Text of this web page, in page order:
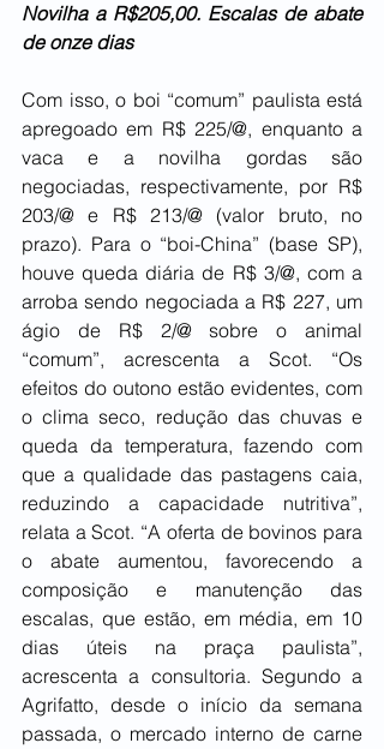
Novilha a R$205,00. Escalas de abate
de onze dias
Com isso, o boi “comum” paulista está
apregoado em R$ 225/@, enquanto a
vaca e a novilha gordas são
negociadas, respectivamente, por R$
203/@ e R$ 213/@ (valor bruto, no
prazo). Para o “boi-China” (base SP),
houve queda diária de R$ 3/@, com a
arroba sendo negociada a R$ 227, um
ágio de R$ 2/@ sobre o animal
“comum”, acrescenta a Scot. “Os
efeitos do outono estão evidentes, com
o clima seco, redução das chuvas e
queda da temperatura, fazendo com
que a qualidade das pastagens caia,
reduzindo a capacidade nutritiva”,
relata a Scot. “A oferta de bovinos para
o abate aumentou, favorecendo a
composição e manutenção das
escalas, que estão, em média, em 10
dias úteis na praça paulista”,
acrescenta a consultoria. Segundo a
Agrifatto, desde o início da semana
passada, o mercado interno de carne